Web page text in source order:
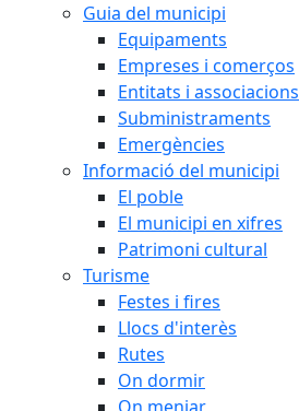
Guia del municipi
Equipaments
Empreses i comerços
Entitats i associacions
Subministraments
Emergències
Informació del municipi
El poble
El municipi en xifres
Patrimoni cultural
Turisme
Festes i fires
Llocs d'interès
Rutes
On dormir